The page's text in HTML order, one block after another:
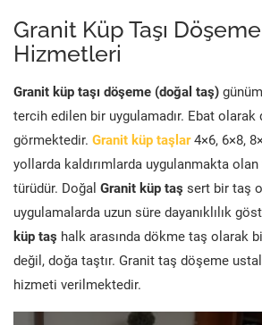
Granit Küp Taşı
Hizmetleri
Granit küp taşı döşeme (doğal taş)
tercih edilen bir uygulamadır. Ebat olarak
görmektedir. Granit küp taşlar 4×6, 6×8,
yollarda kaldırımlarda uygulanmakta olan
türüdür. Doğal Granit küp taş sert bir taş
uygulamalarda uzun süre dayanıklılık
küp taş halk arasında dökme taş olarak
değil, doğa taştır. Granit taş döşeme
hizmeti verilmektedir.